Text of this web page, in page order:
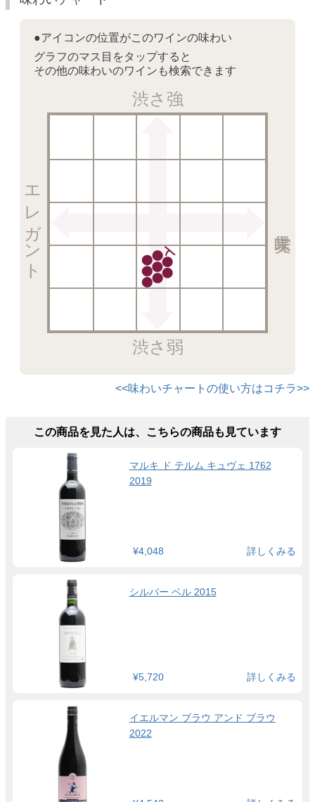
●アイコンの位置がこのワインの味わい
グラフのマス目をタップすると
その他の味わいのワインも検索できます
渋さ強
渋さ弱
エレガント
<<味わいチャートの使い方はコチラ>>
この商品を見た人は、こちらの商品も見ています
マルキ ド テルム キュヴェ 1762
2019
¥4,048 詳しくみる
シルバー ベル 2015
¥5,720 詳しくみる
イエルマン ブラウ アンド ブラウ
2022